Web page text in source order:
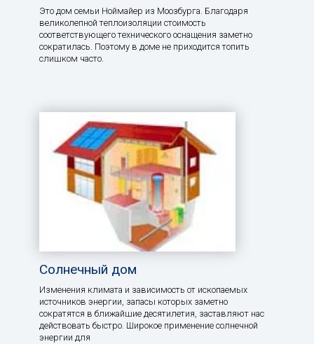
Это дом семьи Ноймайер из Моозбурга. Благодаря
великолепной теплоизоляции стоимость
соответствующего технического оснащения заметно
сократилась. Поэтому в доме не приходится топить
слишком часто.
Солнечный дом
Изменения климата и зависимость от ископаемых
источников энергии, запасы которых заметно
сократятся в ближайшие десятилетия, заставляют нас
действовать быстро. Широкое применение солнечной
энергии для